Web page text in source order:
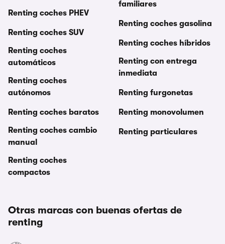
Renting coches PHEV
Renting coches SUV
Renting coches
automáticos
Renting coches
autónomos
Renting coches baratos
Renting coches cambio
manual
Renting coches
compactos
familiares
Renting coches gasolina
Renting coches híbridos
Renting con entrega
inmediata
Renting furgonetas
Renting monovolumen
Renting particulares
Otras marcas con buenas ofertas de
renting